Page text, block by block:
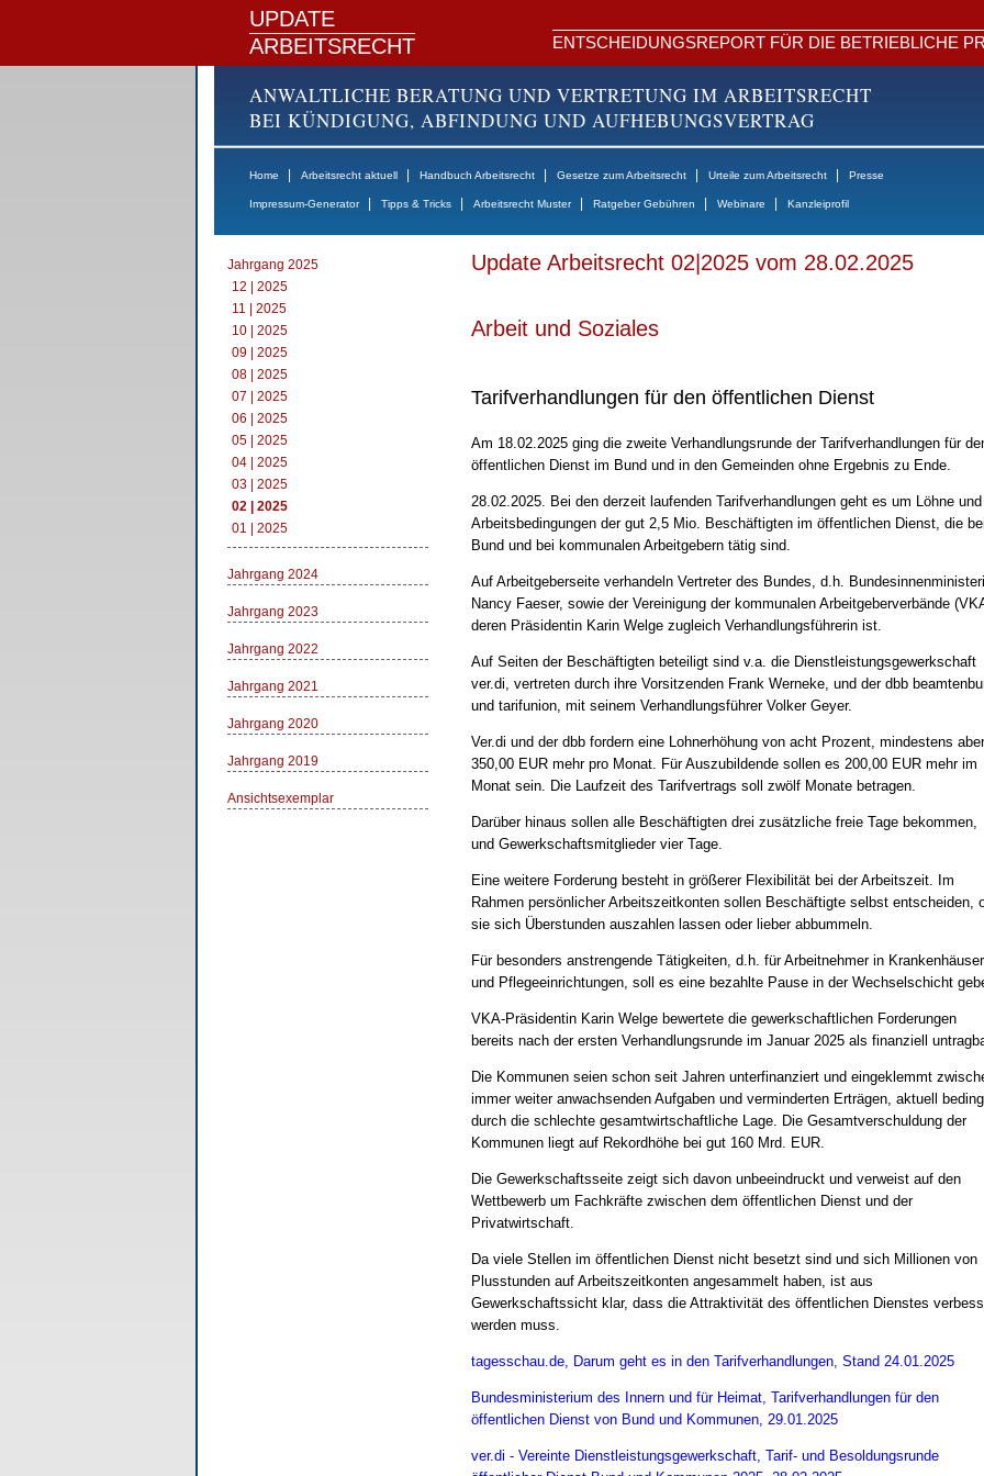
UPDATE
ARBEITSRECHT
ENTSCHEIDUNGSREPORT FÜR DIE BETRIEBLICHE
ANWALTLICHE BERATUNG UND VERTRETUNG IM ARBEITSRECHT
BEI KÜNDIGUNG, ABFINDUNG UND AUFHEBUNGSVERTRAG
Home Arbeitsrecht aktuell Handbuch Arbeitsrecht Gesetze zum Arbeitsrecht Urteile zum Arbeitsrecht Presse
Impressum-Generator Tipps & Tricks Arbeitsrecht Muster Ratgeber Gebühren Webinare Kanzleiprofil
Jahrgang 2025
12 | 2025
11 | 2025
10 | 2025
09 | 2025
08 | 2025
07 | 2025
06 | 2025
05 | 2025
04 | 2025
03 | 2025
02 | 2025
01 | 2025
Jahrgang 2024
Jahrgang 2023
Jahrgang 2022
Jahrgang 2021
Jahrgang 2020
Jahrgang 2019
Ansichtsexemplar
Update Arbeitsrecht 02|2025 vom 28.02.2025
Arbeit und Soziales
Tarifverhandlungen für den öffentlichen Dienst
Am 18.02.2025 ging die zweite Verhandlungsrunde der Tarifverhandlungen für
öffentlichen Dienst im Bund und in den Gemeinden ohne Ergebnis zu Ende.
28.02.2025. Bei den derzeit laufenden Tarifverhandlungen geht es um Löhne und
Arbeitsbedingungen der gut 2,5 Mio. Beschäftigten im öffentlichen Dienst, die
Bund und bei kommunalen Arbeitgebern tätig sind.
Auf Arbeitgeberseite verhandeln Vertreter des Bundes, d.h.
Nancy Faeser, sowie der Vereinigung der kommunalen Arbeitgeberverbände
deren Präsidentin Karin Welge zugleich Verhandlungsführerin ist.
Auf Seiten der Beschäftigten beteiligt sind v.a. die Dienstleistungsgewerkschaft
ver.di, vertreten durch ihre Vorsitzenden Frank Werneke, und der dbb
und tarifunion, mit seinem Verhandlungsführer Volker Geyer.
Ver.di und der dbb fordern eine Lohnerhöhung von acht Prozent, mindestens aber
350,00 EUR mehr pro Monat. Für Auszubildende sollen es 200,00 EUR mehr im
Monat sein. Die Laufzeit des Tarifvertrags soll zwölf Monate betragen.
Darüber hinaus sollen alle Beschäftigten drei zusätzliche freie Tage bekommen,
und Gewerkschaftsmitglieder vier Tage.
Eine weitere Forderung besteht in größerer Flexibilität bei der Arbeitszeit. Im
Rahmen persönlicher Arbeitszeitkonten sollen Beschäftigte selbst entscheiden,
sie sich Überstunden auszahlen lassen oder lieber abbummeln.
Für besonders anstrengende Tätigkeiten, d.h. für Arbeitnehmer in
und Pflegeeinrichtungen, soll es eine bezahlte Pause in der Wechselschicht
VKA-Präsidentin Karin Welge bewertete die gewerkschaftlichen Forderungen
bereits nach der ersten Verhandlungsrunde im Januar 2025 als finanziell
Die Kommunen seien schon seit Jahren unterfinanziert und eingeklemmt
immer weiter anwachsenden Aufgaben und verminderten Erträgen, aktuell
durch die schlechte gesamtwirtschaftliche Lage. Die Gesamtverschuldung der
Kommunen liegt auf Rekordhöhe bei gut 160 Mrd. EUR.
Die Gewerkschaftsseite zeigt sich davon unbeeindruckt und verweist auf den
Wettbewerb um Fachkräfte zwischen dem öffentlichen Dienst und der
Privatwirtschaft.
Da viele Stellen im öffentlichen Dienst nicht besetzt sind und sich Millionen von
Plusstunden auf Arbeitszeitkonten angesammelt haben, ist aus
Gewerkschaftssicht klar, dass die Attraktivität des öffentlichen Dienstes
werden muss.
tagesschau.de, Darum geht es in den Tarifverhandlungen, Stand 24.01.2025
Bundesministerium des Innern und für Heimat, Tarifverhandlungen für den
öffentlichen Dienst von Bund und Kommunen, 29.01.2025
ver.di - Vereinte Dienstleistungsgewerkschaft, Tarif- und Besoldungsrunde